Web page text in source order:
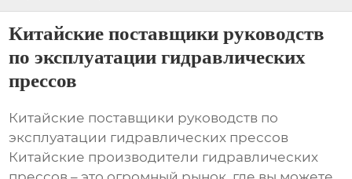
Китайские поставщики руководств
по эксплуатации гидравлических
прессов
Китайские поставщики руководств по
эксплуатации гидравлических прессов
Китайские производители гидравлических